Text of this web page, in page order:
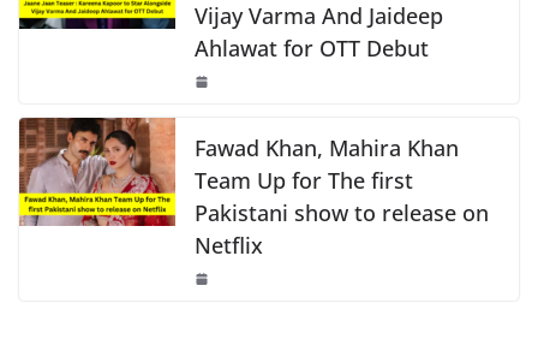
Vijay Varma And Jaideep
Ahlawat for OTT Debut
Fawad Khan, Mahira Khan
Team Up for The first
Pakistani show to release on
Netflix